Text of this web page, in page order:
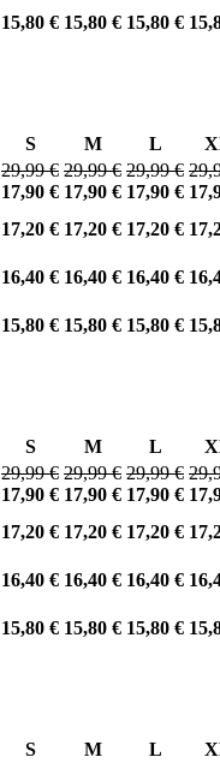
15,80 € 15,80 € 15,80 €
S M L
29,99 €
17,90 €
29,99 €
17,90 €
29,99 €
17,90 €
17,20 € 17,20 € 17,20 €
16,40 € 16,40 € 16,40 €
15,80 € 15,80 € 15,80 €
S M L
29,99 €
17,90 €
29,99 €
17,90 €
29,99 €
17,90 €
17,20 € 17,20 € 17,20 €
16,40 € 16,40 € 16,40 €
15,80 € 15,80 € 15,80 €
S M L